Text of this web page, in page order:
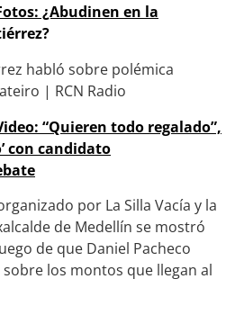
¿Abudinen en la
“Quieren todo regalado”,
con candidato
por La Silla Vacía y la
de Medellín se mostró
de que Daniel Pacheco
los montos que llegan al